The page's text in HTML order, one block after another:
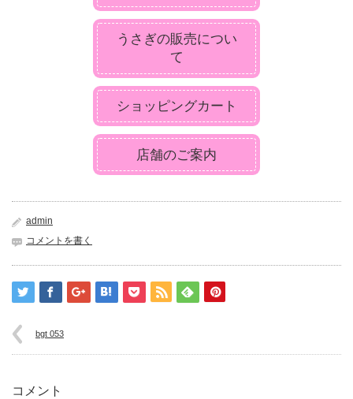
うさぎの販売につい
て
ショッピングカート
店舗のご案内
admin
コメントを書く
bgt 053
コメント